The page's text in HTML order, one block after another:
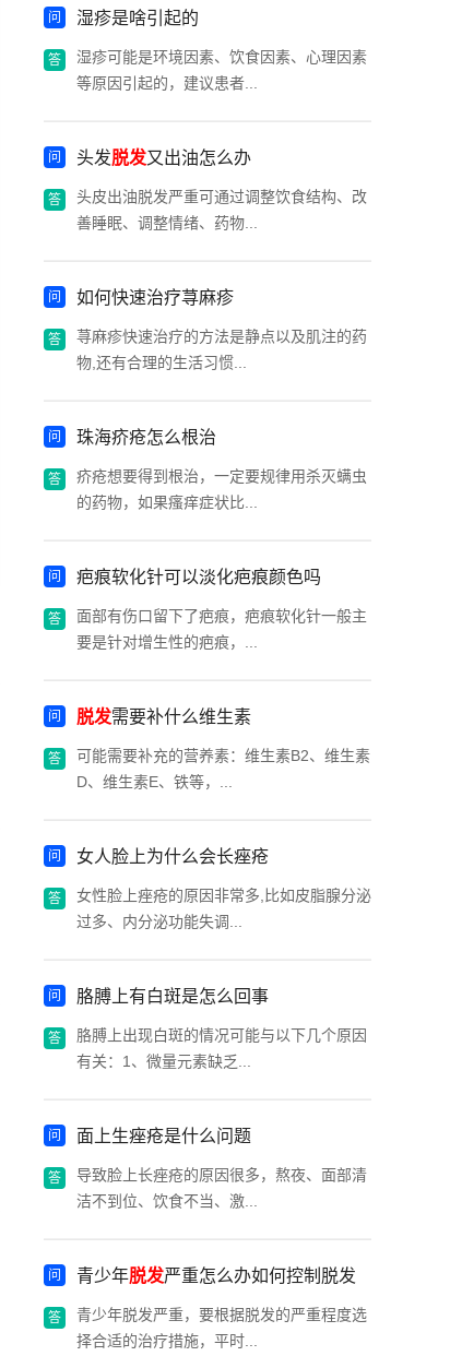
湿疹是啥引起的
湿疹可能是环境因素、饮食因素、心理因素
等原因引起的，建议患者...
头发脱发又出油怎么办
头皮出油脱发严重可通过调整饮食结构、改
善睡眠、调整情绪、药物...
如何快速治疗荨麻疹
荨麻疹快速治疗的方法是静点以及肌注的药
物,还有合理的生活习惯...
珠海疥疮怎么根治
疥疮想要得到根治，一定要规律用杀灭螨虫
的药物，如果瘙痒症状比...
疤痕软化针可以淡化疤痕颜色吗
面部有伤口留下了疤痕，疤痕软化针一般主
要是针对增生性的疤痕，...
脱发需要补什么维生素
可能需要补充的营养素：维生素B2、维生素
D、维生素E、铁等，...
女人脸上为什么会长痤疮
女性脸上痤疮的原因非常多,比如皮脂腺分泌
过多、内分泌功能失调...
胳膊上有白斑是怎么回事
胳膊上出现白斑的情况可能与以下几个原因
有关：1、微量元素缺乏...
面上生痤疮是什么问题
导致脸上长痤疮的原因很多，熬夜、面部清
洁不到位、饮食不当、激...
青少年脱发严重怎么办如何控制脱发
青少年脱发严重，要根据脱发的严重程度选
择合适的治疗措施，平时...